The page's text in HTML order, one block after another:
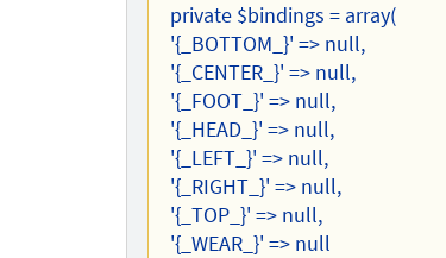
private $bindings = array(
'{_BOTTOM_}' => null,
'{_CENTER_}' => null,
'{_FOOT_}' => null,
'{_HEAD_}' => null,
'{_LEFT_}' => null,
'{_RIGHT_}' => null,
'{_TOP_}' => null,
'{_WEAR_}' => null